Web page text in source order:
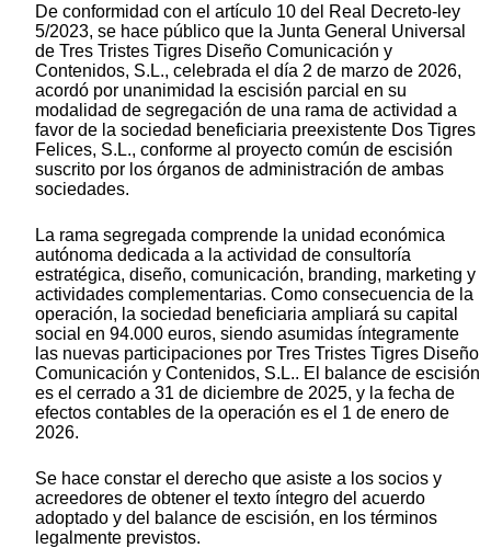
De conformidad con el artículo 10 del Real Decreto-ley
5/2023, se hace público que la Junta General Universal
de Tres Tristes Tigres Diseño Comunicación y
Contenidos, S.L., celebrada el día 2 de marzo de 2026,
acordó por unanimidad la escisión parcial en su
modalidad de segregación de una rama de actividad a
favor de la sociedad beneficiaria preexistente Dos Tigres
Felices, S.L., conforme al proyecto común de escisión
suscrito por los órganos de administración de ambas
sociedades.
La rama segregada comprende la unidad económica
autónoma dedicada a la actividad de consultoría
estratégica, diseño, comunicación, branding, marketing y
actividades complementarias. Como consecuencia de la
operación, la sociedad beneficiaria ampliará su capital
social en 94.000 euros, siendo asumidas íntegramente
las nuevas participaciones por Tres Tristes Tigres Diseño
Comunicación y Contenidos, S.L.. El balance de escisión
es el cerrado a 31 de diciembre de 2025, y la fecha de
efectos contables de la operación es el 1 de enero de
2026.
Se hace constar el derecho que asiste a los socios y
acreedores de obtener el texto íntegro del acuerdo
adoptado y del balance de escisión, en los términos
legalmente previstos.